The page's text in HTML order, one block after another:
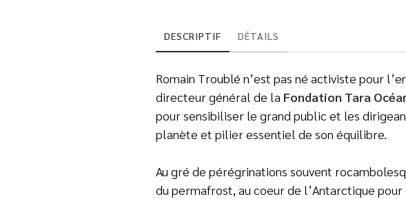
DESCRIPTIF DÉTAILS
Romain Troublé n’est pas né activiste pour
directeur général de la Fondation Tara
pour sensibiliser le grand public et les
planète et pilier essentiel de son équilibre.
Au gré de pérégrinations souvent
du permafrost, au coeur de l’Antarctique